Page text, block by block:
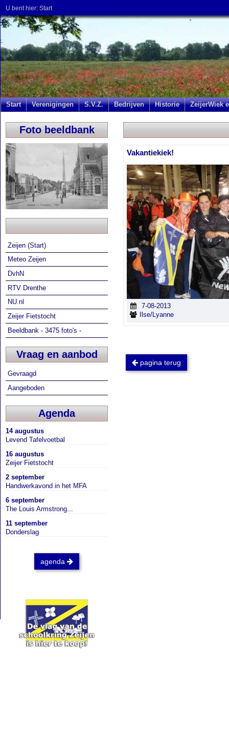
U bent hier: Start
Start Verenigingen S.V.Z. Bedrijven Historie ZeijerWiek
Foto beeldbank
Zeijen (Start)
Meteo Zeijen
DvhN
RTV Drenthe
NU.nl
Zeijer Fietstocht
Beeldbank - 3475 foto's -
Vraag en aanbod
Gevraagd
Aangeboden
Agenda
14 augustus
Levend Tafelvoetbal
16 augustus
Zeijer Fietstocht
2 september
Handwerkavond in het MFA
6 september
The Louis Armstrong...
11 september
Donderslag
agenda
Vakantiekiek!
7-08-2013
Ilse/Lyanne
pagina terug